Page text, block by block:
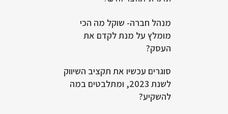
מנהל חברה- שוקל מה הכי
מומלץ על מנת לקדם את
העסק?
סוגרים עכשיו את תקציב השיווק
לשנת 2023, ומתלבטים במה
להשקיע?